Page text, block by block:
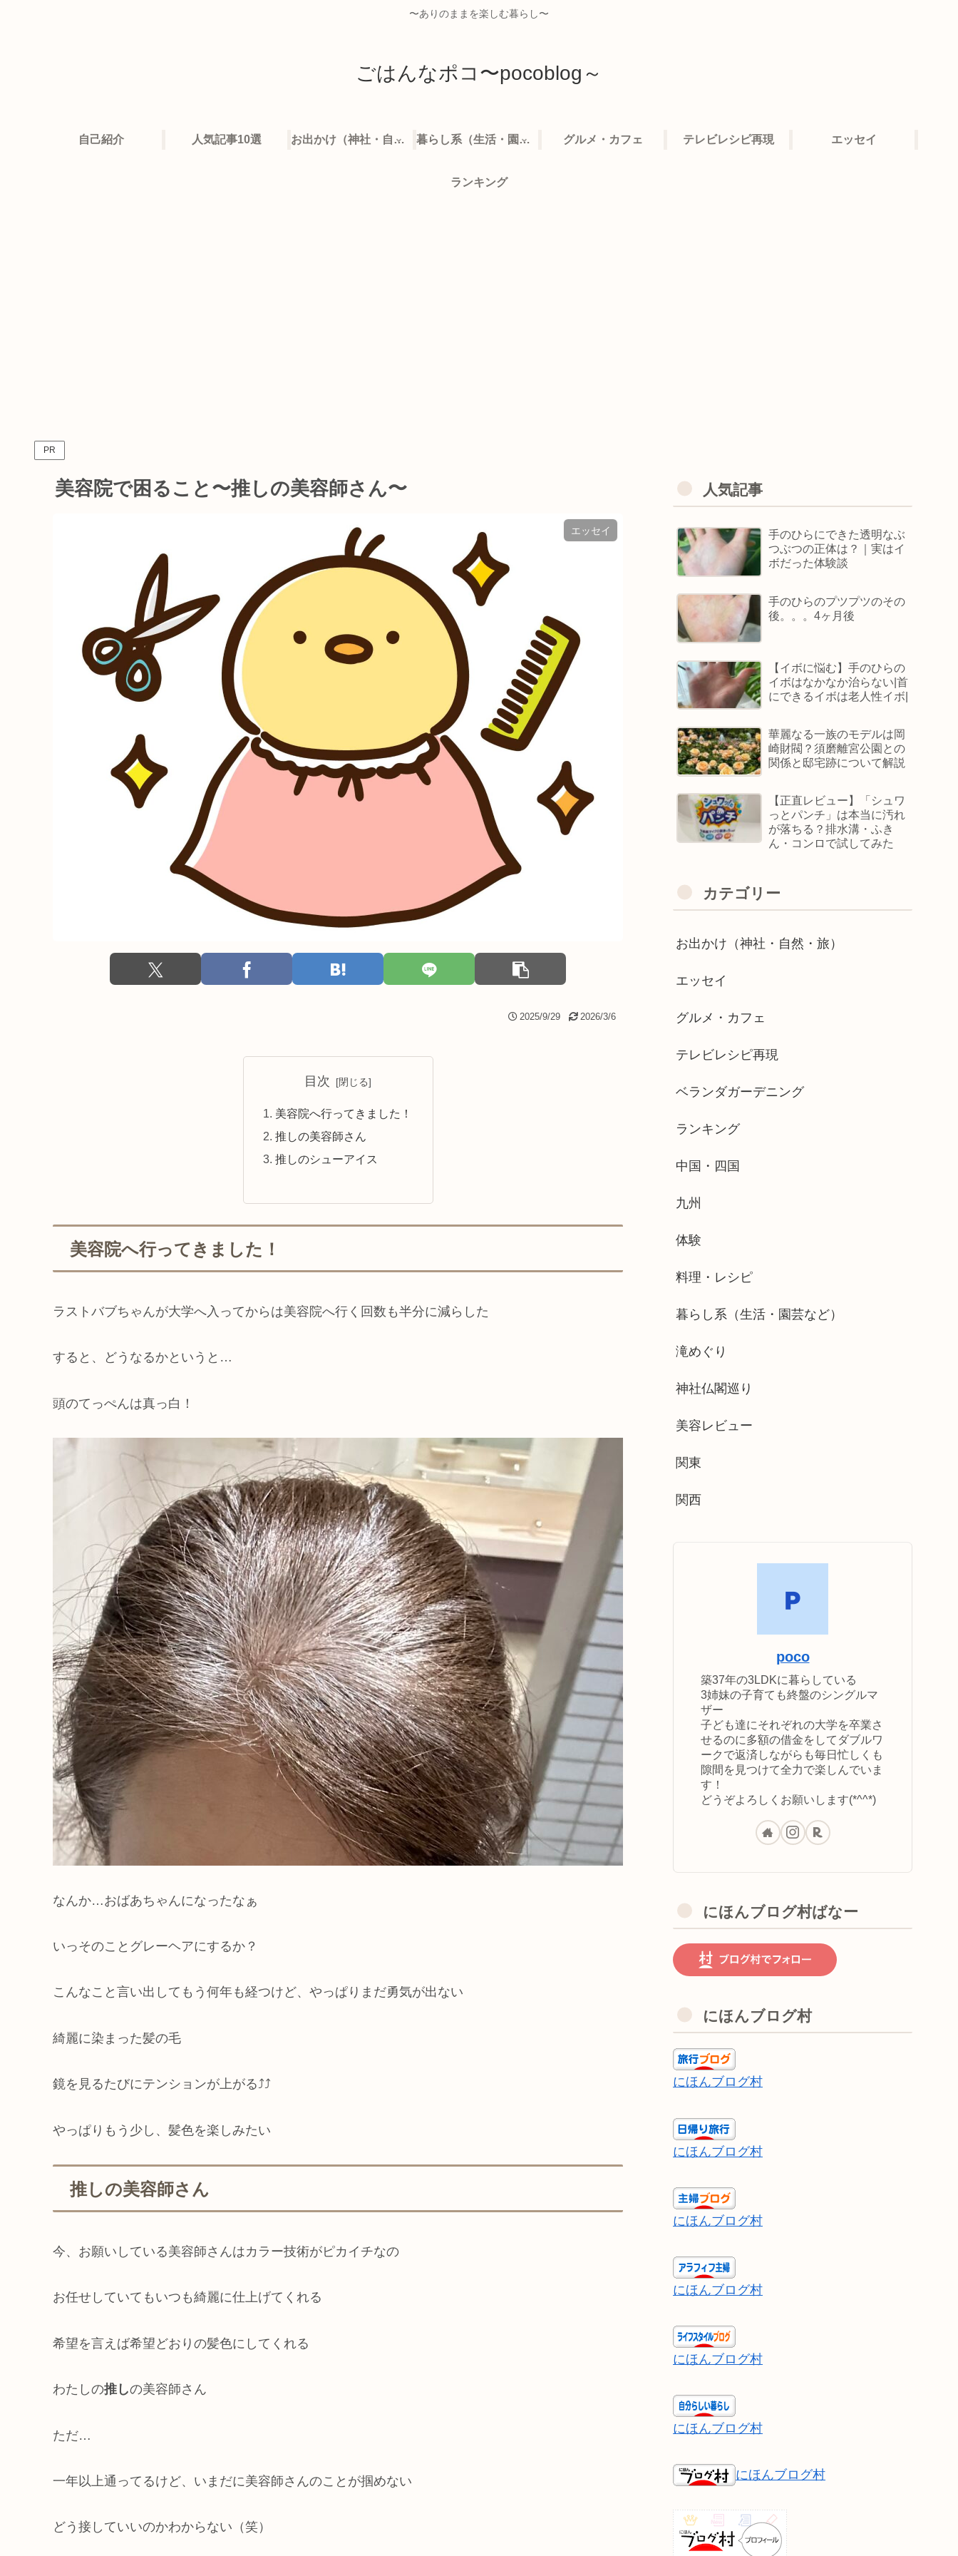
〜ありのままを楽しむ暮らし〜
ごはんなポコ〜pocoblog～
自己紹介 人気記事10選 お出かけ（神社・自然・旅） 暮らし系（生活・園芸など） グルメ・カフェ テレビレシピ再現 エッセイ
ランキング
PR
美容院で困ること〜推しの美容師さん〜
エッセイ
2025/9/29 2026/3/6
目次
美容院へ行ってきました！
推しの美容師さん
推しのシューアイス
美容院へ行ってきました！
ラストバブちゃんが大学へ入ってからは美容院へ行く回数も半分に減らした
すると、どうなるかというと…
頭のてっぺんは真っ白！
なんか…おばあちゃんになったなぁ
いっそのことグレーヘアにするか？
こんなこと言い出してもう何年も経つけど、やっぱりまだ勇気が出ない
綺麗に染まった髪の毛
鏡を見るたびにテンションが上がる⤴︎⤴︎
やっぱりもう少し、髪色を楽しみたい
推しの美容師さん
今、お願いしている美容師さんはカラー技術がピカイチなの
お任せしていてもいつも綺麗に仕上げてくれる
希望を言えば希望どおりの髪色にしてくれる
わたしの推しの美容師さん
ただ…
一年以上通ってるけど、いまだに美容師さんのことが掴めない
どう接していいのかわからない（笑）
人気記事
手のひらにできた透明なぶ
つぶつの正体は？｜実はイ
ボだった体験談
手のひらのプツプツのその
後。。。4ヶ月後
【イボに悩む】手のひらの
イボはなかなか治らない|首
にできるイボは老人性イボ|
華麗なる一族のモデルは岡
崎財閥？須磨離宮公園との
関係と邸宅跡について解説
【正直レビュー】「シュワ
っとパンチ」は本当に汚れ
が落ちる？排水溝・ふき
ん・コンロで試してみた
カテゴリー
お出かけ（神社・自然・旅）
エッセイ
グルメ・カフェ
テレビレシピ再現
ベランダガーデニング
ランキング
中国・四国
九州
体験
料理・レシピ
暮らし系（生活・園芸など）
滝めぐり
神社仏閣巡り
美容レビュー
関東
関西
poco
築37年の3LDKに暮らしている
3姉妹の子育ても終盤のシングルマ
ザー
子ども達にそれぞれの大学を卒業さ
せるのに多額の借金をしてダブルワ
ークで返済しながらも毎日忙しくも
隙間を見つけて全力で楽しんでいま
す！
どうぞよろしくお願いします(*^^*)
にほんブログ村ばなー
にほんブログ村
にほんブログ村
にほんブログ村
にほんブログ村
にほんブログ村
にほんブログ村
にほんブログ村
にほんブログ村